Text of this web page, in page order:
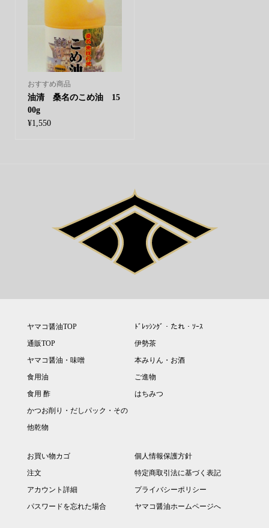
おすすめ商品
油清 桑名のこめ油 15
00g
¥1,550
ヤマコ醤油TOP
通販TOP
ヤマコ醤油・味噌
食用油
食用 酢
かつお削り・だしパック・その
他乾物
ﾄﾞﾚｯｼﾝｸﾞ・たれ・ｿｰｽ
伊勢茶
本みりん・お酒
ご進物
はちみつ
お買い物カゴ
注文
アカウント詳細
パスワードを忘れた場合
個人情報保護方針
特定商取引法に基づく表記
プライバシーポリシー
ヤマコ醤油ホームページへ